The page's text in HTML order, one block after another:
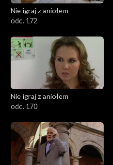
Nie igraj z aniołem
odc. 172
Nie igraj z aniołem
odc. 170